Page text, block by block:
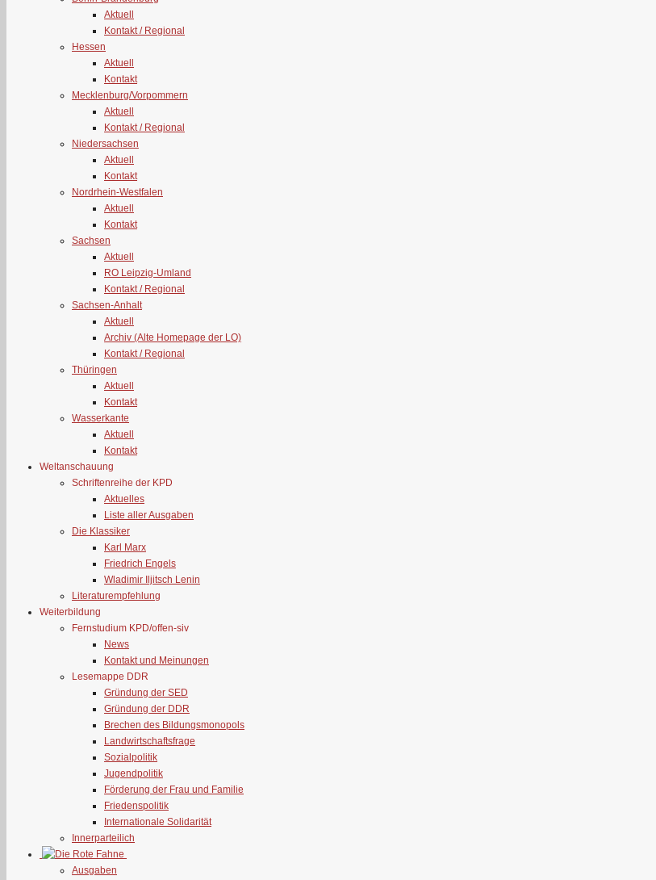
Aktuell
Kontakt / Regional
Hessen
Aktuell
Kontakt
Mecklenburg/Vorpommern
Aktuell
Kontakt / Regional
Niedersachsen
Aktuell
Kontakt
Nordrhein-Westfalen
Aktuell
Kontakt
Sachsen
Aktuell
RO Leipzig-Umland
Kontakt / Regional
Sachsen-Anhalt
Aktuell
Archiv (Alte Homepage der LO)
Kontakt / Regional
Thüringen
Aktuell
Kontakt
Wasserkante
Aktuell
Kontakt
Weltanschauung
Schriftenreihe der KPD
Aktuelles
Liste aller Ausgaben
Die Klassiker
Karl Marx
Friedrich Engels
Wladimir Iljitsch Lenin
Literaturempfehlung
Weiterbildung
Fernstudium KPD/offen-siv
News
Kontakt und Meinungen
Lesemappe DDR
Gründung der SED
Gründung der DDR
Brechen des Bildungsmonopols
Landwirtschaftsfrage
Sozialpolitik
Jugendpolitik
Förderung der Frau und Familie
Friedenspolitik
Internationale Solidarität
Innerparteilich
Ausgaben